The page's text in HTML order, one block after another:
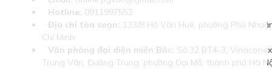
Hotline: 0911997552
Địa chỉ tòa soạn: 133/8 Hồ Văn Huê, phường Phú
Chí Minh
Văn phòng đại diện miền Bắc: Số 32 BT4-3,
Trung Văn, Đường Trung, phường Đại Mỗ, thành phố Hà